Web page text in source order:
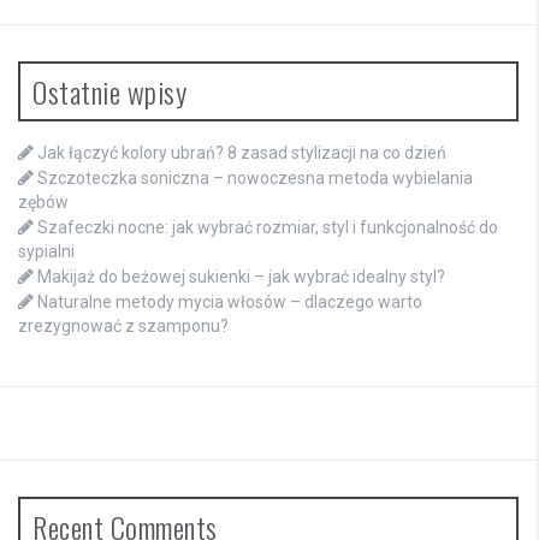
Ostatnie wpisy
Jak łączyć kolory ubrań? 8 zasad stylizacji na co dzień
Szczoteczka soniczna – nowoczesna metoda wybielania
zębów
Szafeczki nocne: jak wybrać rozmiar, styl i funkcjonalność do
sypialni
Makijaż do beżowej sukienki – jak wybrać idealny styl?
Naturalne metody mycia włosów – dlaczego warto
zrezygnować z szamponu?
Recent Comments